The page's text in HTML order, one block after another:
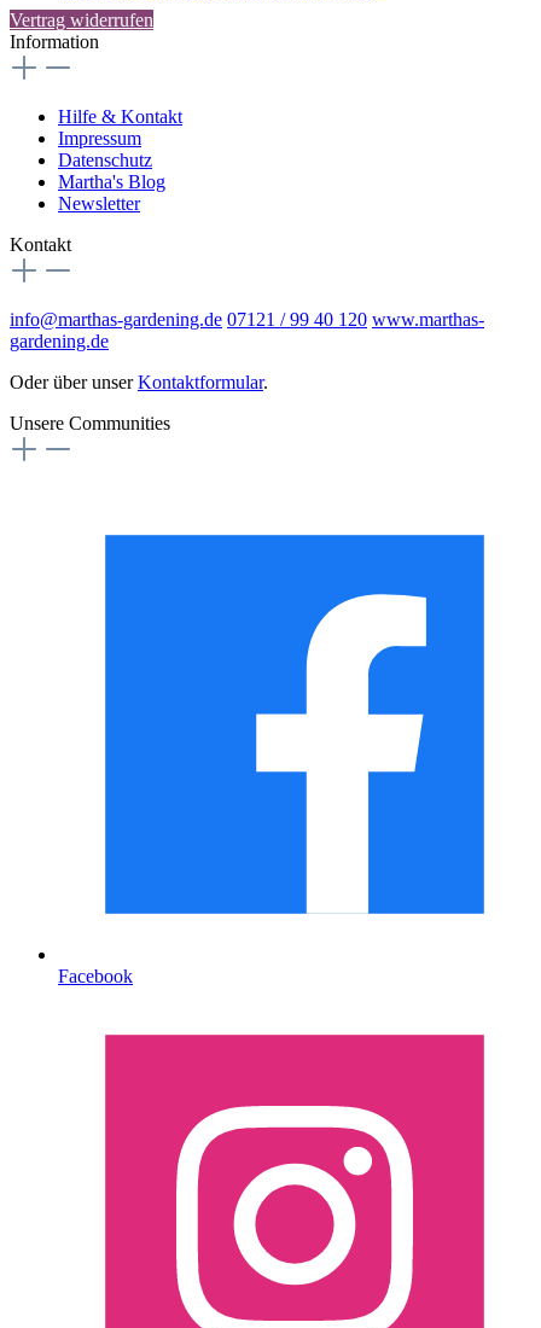
Vertrag widerrufen
Information
Hilfe & Kontakt
Impressum
Datenschutz
Martha's Blog
Newsletter
Kontakt
info@marthas-gardening.de 07121 / 99 40 120 www.marthas-
gardening.de
Oder über unserKontaktformular.
Unsere Communities
Facebook